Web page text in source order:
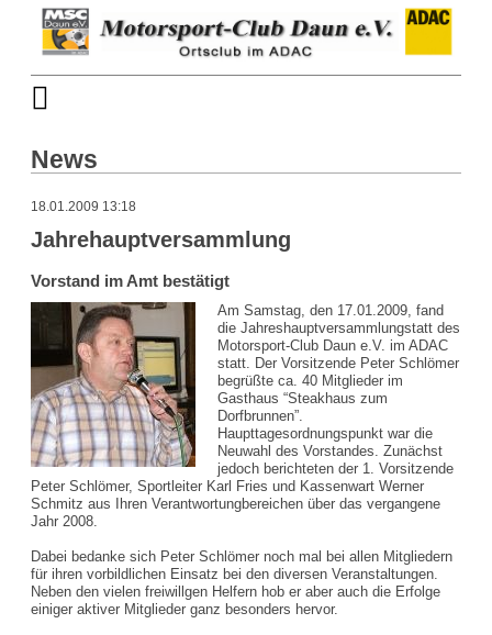
News
18.01.2009 13:18
Jahrehauptversammlung
Vorstand im Amt bestätigt
Am Samstag, den 17.01.2009, fand
die Jahreshauptversammlungstatt des
Motorsport-Club Daun e.V. im ADAC
statt. Der Vorsitzende Peter Schlömer
begrüßte ca. 40 Mitglieder im
Gasthaus “Steakhaus zum
Dorfbrunnen”.
Haupttagesordnungspunkt war die
Neuwahl des Vorstandes. Zunächst
jedoch berichteten der 1. Vorsitzende
Peter Schlömer, Sportleiter Karl Fries und Kassenwart Werner
Schmitz aus Ihren Verantwortungbereichen über das vergangene
Jahr 2008.
Dabei bedanke sich Peter Schlömer noch mal bei allen Mitgliedern
für ihren vorbildlichen Einsatz bei den diversen Veranstaltungen.
Neben den vielen freiwillgen Helfern hob er aber auch die Erfolge
einiger aktiver Mitglieder ganz besonders hervor.